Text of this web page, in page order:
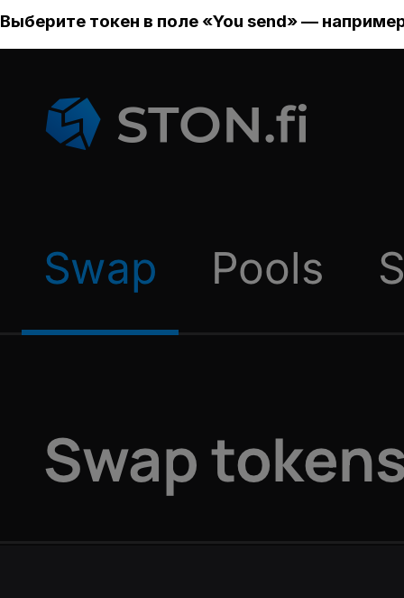
Выберите токен в поле «You send» —